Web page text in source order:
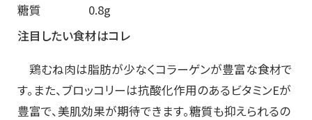
糖質 0.8g
注目したい食材はコレ
鶏むね肉は脂肪が少なくコラーゲンが豊富な食材で
す。また、ブロッコリーは抗酸化作用のあるビタミンEが
豊富で、美肌効果が期待できます。糖質も抑えられるの